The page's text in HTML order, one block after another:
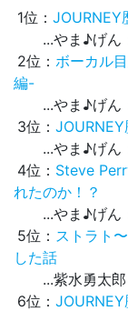
1位： JOURNEY
...やま♪げん：
2位： ボーカル
編-
...やま♪げん：
3位：
...やま♪げん：
4位： Steve
れたのか！？
...やま♪げん：
5位： ストラト
した話
...紫水勇太郎
6位：